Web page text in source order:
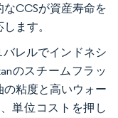
CCSが資産寿命を
ます。
バレルでインドネシ
のスチームフラッ
の粘度と高いウォー
単位コストを押し